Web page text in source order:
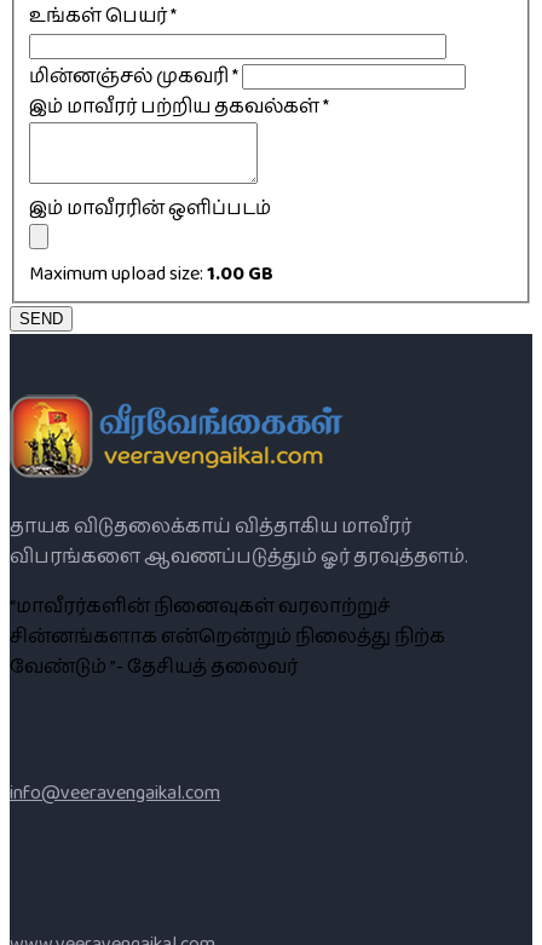
உங்கள் பெயர்*
மின்னஞ்சல் முகவரி*
இம் மாவீரர் பற்றிய தகவல்கள்*
இம் மாவீரரின் ஒளிப்படம்
Maximum upload size:1.00 GB
SEND
தாயக விடுதலைக்காய் வித்தாகிய மாவீரர்
விபரங்களை ஆவணப்படுத்தும் ஓர் தரவுத்தளம்.
“மாவீரர்களின் நினைவுகள் வரலாற்றுச்
சின்னங்களாக என்றென்றும் நிலைத்து நிற்க
வேண்டும் ”- தேசியத் தலைவர்
info@veeravengaikal.com